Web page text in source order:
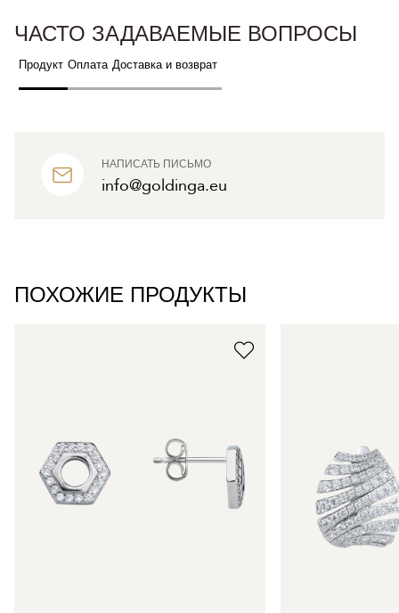
НАПИСАТЬ ПИСЬМО
info@goldinga.eu
ЧАСТО ЗАДАВАЕМЫЕ ВОПРОСЫ
Продукт Оплата Доставка и возврат
ПОХОЖИЕ ПРОДУКТЫ